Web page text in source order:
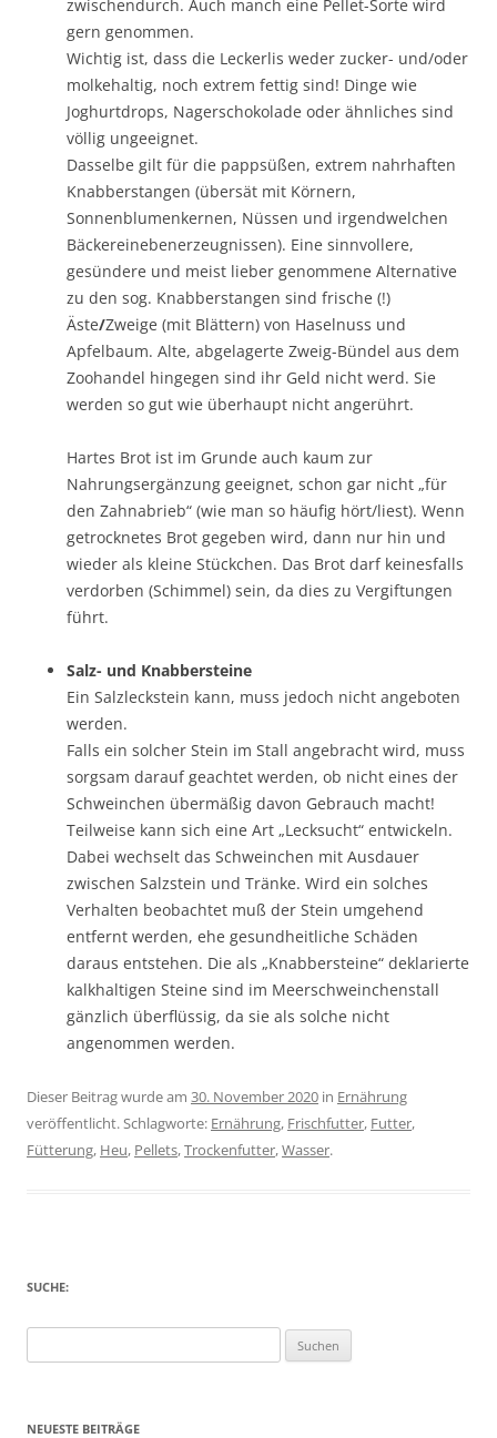
zwischendurch. Auch manch eine Pellet-Sorte wird
gern genommen.
Wichtig ist, dass die Leckerlis weder zucker- und/oder
molkehaltig, noch extrem fettig sind! Dinge wie
Joghurtdrops, Nagerschokolade oder ähnliches sind
völlig ungeeignet.
Dasselbe gilt für die pappsüßen, extrem nahrhaften
Knabberstangen (übersät mit Körnern,
Sonnenblumenkernen, Nüssen und irgendwelchen
Bäckereinebenerzeugnissen). Eine sinnvollere,
gesündere und meist lieber genommene Alternative
zu den sog. Knabberstangen sind frische (!)
Äste/Zweige (mit Blättern) von Haselnuss und
Apfelbaum. Alte, abgelagerte Zweig-Bündel aus dem
Zoohandel hingegen sind ihr Geld nicht werd. Sie
werden so gut wie überhaupt nicht angerührt.
Hartes Brot ist im Grunde auch kaum zur
Nahrungsergänzung geeignet, schon gar nicht „für
den Zahnabrieb“ (wie man so häufig hört/liest). Wenn
getrocknetes Brot gegeben wird, dann nur hin und
wieder als kleine Stückchen. Das Brot darf keinesfalls
verdorben (Schimmel) sein, da dies zu Vergiftungen
führt.
Salz- und Knabbersteine
Ein Salzleckstein kann, muss jedoch nicht angeboten
werden.
Falls ein solcher Stein im Stall angebracht wird, muss
sorgsam darauf geachtet werden, ob nicht eines der
Schweinchen übermäßig davon Gebrauch macht!
Teilweise kann sich eine Art „Lecksucht“ entwickeln.
Dabei wechselt das Schweinchen mit Ausdauer
zwischen Salzstein und Tränke. Wird ein solches
Verhalten beobachtet muß der Stein umgehend
entfernt werden, ehe gesundheitliche Schäden
daraus entstehen. Die als „Knabbersteine“ deklarierte
kalkhaltigen Steine sind im Meerschweinchenstall
gänzlich überflüssig, da sie als solche nicht
angenommen werden.
Dieser Beitrag wurde am 30. November 2020 in Ernährung
veröffentlicht. Schlagworte: Ernährung, Frischfutter, Futter,
Fütterung, Heu, Pellets,Trockenfutter,Wasser.
SUCHE:
nach:
NEUESTE BEITRÄGE